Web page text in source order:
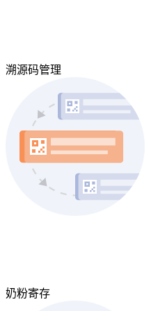
溯源码管理
奶粉寄存